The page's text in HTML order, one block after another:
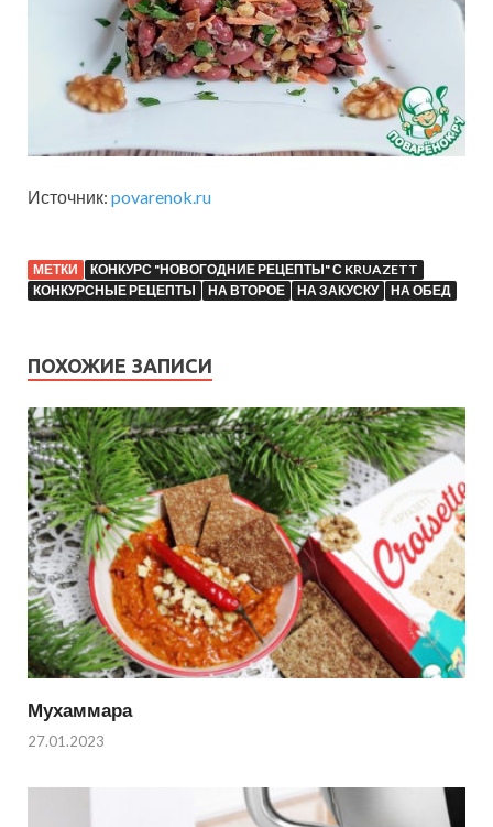
Источник: povarenok.ru
МЕТКИ
КОНКУРС "НОВОГОДНИЕ РЕЦЕПТЫ" С KRUAZETT
КОНКУРСНЫЕ РЕЦЕПТЫ
НА ВТОРОЕ НА ЗАКУСКУ НА ОБЕД
ПОХОЖИЕ ЗАПИСИ
Мухаммара
27.01.2023